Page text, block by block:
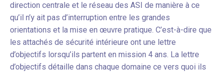
direction centrale et le réseau des ASI de manière à ce
qu’il n’y ait pas d’interruption entre les grandes
orientations et la mise en œuvre pratique. C’est-à-dire que
les attachés de sécurité intérieure ont une lettre
d’objectifs lorsqu’ils partent en mission 4 ans. La lettre
d’objectifs détaille dans chaque domaine ce vers quoi ils